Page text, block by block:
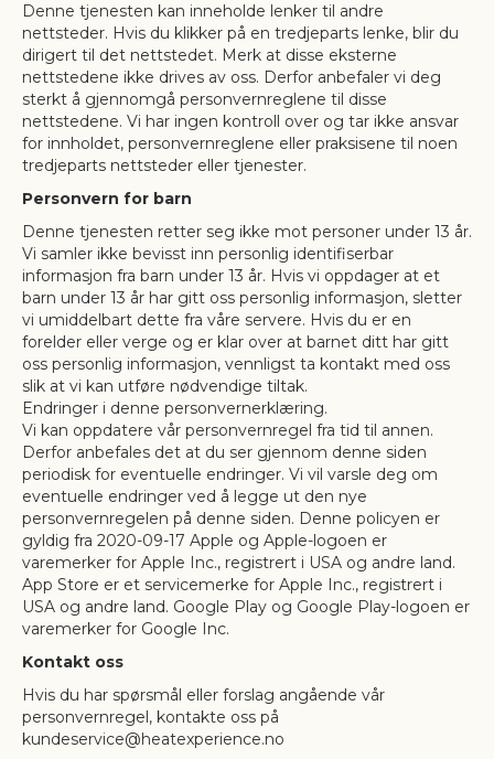
Denne tjenesten kan inneholde lenker til andre
nettsteder. Hvis du klikker på en tredjeparts lenke, blir du
dirigert til det nettstedet. Merk at disse eksterne
nettstedene ikke drives av oss. Derfor anbefaler vi deg
sterkt å gjennomgå personvernreglene til disse
nettstedene. Vi har ingen kontroll over og tar ikke ansvar
for innholdet, personvernreglene eller praksisene til noen
tredjeparts nettsteder eller tjenester.
Personvern for barn
Denne tjenesten retter seg ikke mot personer under 13 år.
Vi samler ikke bevisst inn personlig identifiserbar
informasjon fra barn under 13 år. Hvis vi oppdager at et
barn under 13 år har gitt oss personlig informasjon, sletter
vi umiddelbart dette fra våre servere. Hvis du er en
forelder eller verge og er klar over at barnet ditt har gitt
oss personlig informasjon, vennligst ta kontakt med oss
slik at vi kan utføre nødvendige tiltak.
Endringer i denne personvernerklæring.
Vi kan oppdatere vår personvernregel fra tid til annen.
Derfor anbefales det at du ser gjennom denne siden
periodisk for eventuelle endringer. Vi vil varsle deg om
eventuelle endringer ved å legge ut den nye
personvernregelen på denne siden. Denne policyen er
gyldig fra 2020-09-17 Apple og Apple-logoen er
varemerker for Apple Inc., registrert i USA og andre land.
App Store er et servicemerke for Apple Inc., registrert i
USA og andre land. Google Play og Google Play-logoen er
varemerker for Google Inc.
Kontakt oss
Hvis du har spørsmål eller forslag angående vår
personvernregel, kontakte oss på
kundeservice@heatexperience.no